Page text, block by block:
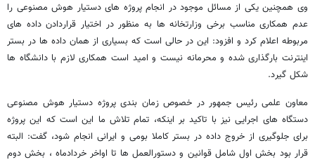
وی همچنین یکی از مسائل موجود در انجام پروژه های دستیار هوش مصنوعی را
عدم همکاری مناسب برخی وزارتخانه ها به منظور در اختیار قراردادن داده های
مربوطه اعلام کرد و افزود: این در حالی است که بسیاری از همان داده ها در بستر
اینترنت بارگذاری شده و محرمانه نیست و امید است همکاری لازم با دانشگاه ها
شکل گیرد.
معاون علمی رئیس جمهور در خصوص زمان بندی پروژه دستیار هوش مصنوعی
دستگاه های اجرایی نیز با تاکید بر اینکه، تمام تلاش ما این است که این پروژه
برای جلوگیری از خروج داده در بستر کاملا بومی و ایرانی انجام شود، گفت: البته
قرار بود بخش اول شامل قوانین و دستورالعمل ها تا اواخر خردادماه ، بخش دوم